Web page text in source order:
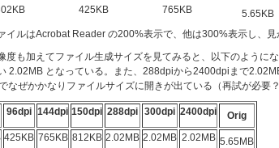
425KB 765KB
5.65KB
イルはAcrobat Reader の200%表示で、他は300%表示し、
度も加えてファイル生成サイズを見てみると、以下のように
2.02MB となっている。また、288dpiから2400dpiまで
なぜかかなりファイルサイズに開きが出ている（再試が必要？
96dpi 144dpi 150dpi 288dpi 300dpi 2400dpi
Orig
425KB 765KB 812KB 2.02MB 2.02MB 2.02MB 5.65MB